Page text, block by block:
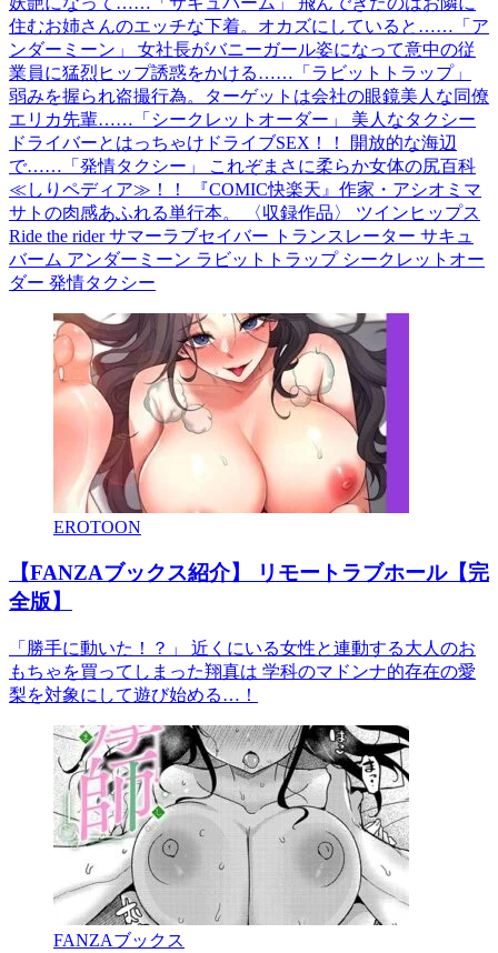
住むお姉さんのエッチな下着。オカズにしていると……「ア
ンダーミーン」 女社長がバニーガール姿になって意中の従
業員に猛烈ヒップ誘惑をかける……「ラビットトラップ」
弱みを握られ盗撮行為。ターゲットは会社の眼鏡美人な同僚
エリカ先輩……「シークレットオーダー」 美人なタクシー
ドライバーとはっちゃけドライブSEX！！ 開放的な海辺
で……「発情タクシー」 これぞまさに柔らか女体の尻百科
≪しりペディア≫！！ 『COMIC快楽天』作家・アシオミマ
サトの肉感あふれる単行本。 〈収録作品〉 ツインヒップス
Ride the rider サマーラブセイバー トランスレーター サキュ
バーム アンダーミーン ラビットトラップ シークレットオー
ダー 発情タクシー
EROTOON
【FANZAブックス紹介】 リモートラブホール【完
全版】
「勝手に動いた！？」 近くにいる女性と連動する大人のお
もちゃを買ってしまった翔真は 学科のマドンナ的存在の愛
梨を対象にして遊び始める…！
FANZAブックス